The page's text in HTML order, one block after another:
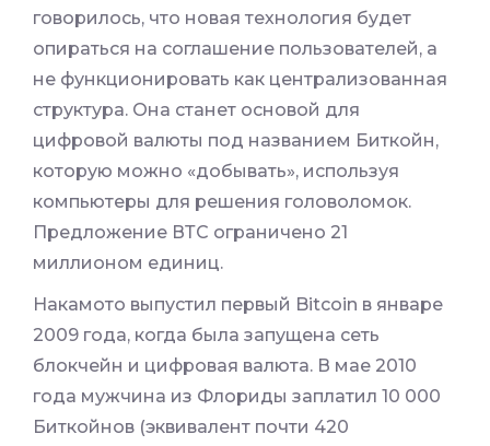
говорилось, что новая технология будет
опираться на соглашение пользователей, а
не функционировать как централизованная
структура. Она станет основой для
цифровой валюты под названием Биткойн,
которую можно «добывать», используя
компьютеры для решения головоломок.
Предложение ВТС ограничено 21
миллионом единиц.
Накамото выпустил первый Bitcoin в январе
2009 года, когда была запущена сеть
блокчейн и цифровая валюта. В мае 2010
года мужчина из Флориды заплатил 10 000
Биткойнов (эквивалент почти 420